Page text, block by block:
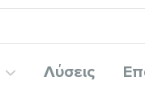
Λύσεις